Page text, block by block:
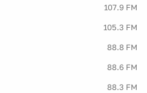
107.9 FM
105.3 FM
88.8 FM
88.6 FM
88.3 FM